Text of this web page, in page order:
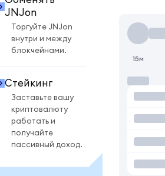
JNJon
Торгуйте JNJon
внутри и между
блокчейнами.
Стейкинг
Заставьте вашу
криптовалюту
работать и
получайте
пассивный доход.
15м